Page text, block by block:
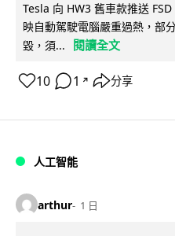
Tesla 向 HW3 舊車款推送
映自動駕駛電腦嚴重過熱，部
毀，須...
閱讀全文
10 1 ↗ 分享
人工智能
arthur 1 日